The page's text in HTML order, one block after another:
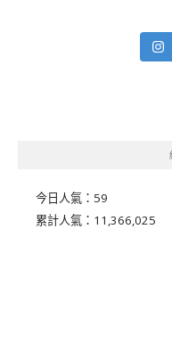
今日人氣： 59
累計人氣： 11,366,025